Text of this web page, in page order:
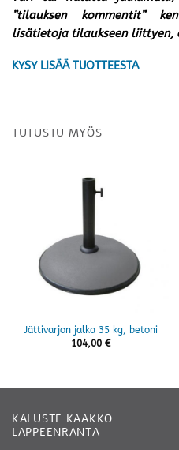
”tilauksen kommentit”
lisätietoja tilaukseen liittyen,
KYSY LISÄÄ TUOTTEESTA
TUTUSTU MYÖS
Jättivarjon jalka 35 kg, betoni
104,00 €
KALUSTE KAAKKO
LAPPEENRANTA